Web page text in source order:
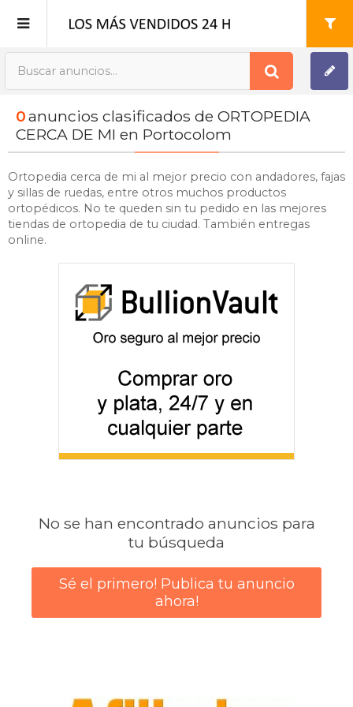
Publica tu Anuncio
Registro
0anuncios clasificados de ORTOPEDIA
CERCA DE MI en Portocolom
Ortopedia cerca de mi al mejor precio con andadores, fajas
y sillas de ruedas, entre otros muchos productos
ortopédicos. No te queden sin tu pedido en las mejores
tiendas de ortopedia de tu ciudad. También entregas
online.
No se han encontrado anuncios para
tu búsqueda
Sé el primero! Publica tu anuncio
ahora!